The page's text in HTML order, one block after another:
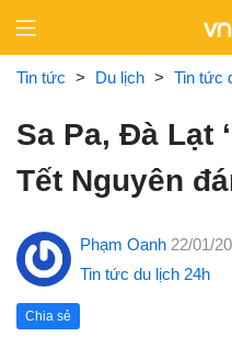
content
Tin tức > Du lịch > Tin tức
Sa Pa, Đà Lạt
Tết Nguyên
Phạm Oanh 22/01/
Tin tức du lịch 24h
Chia sẻ